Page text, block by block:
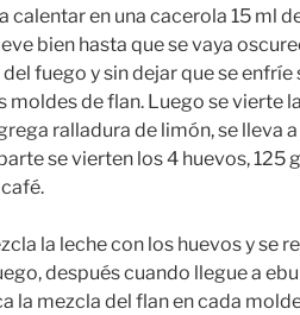
calentar en una cacerola 15 ml
bien hasta que se vaya
fuego y sin dejar que se
moldes de flan. Luego se vierte
ralladura de limón, se lleva
se vierten los 4 huevos, 125
la leche con los huevos y se
después cuando llegue a
la mezcla del flan en cada